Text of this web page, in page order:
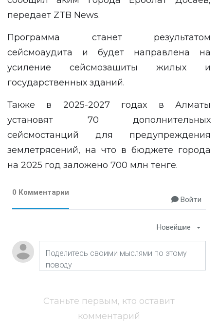
передает ZTB News.
Программа станет результатом
сейсмоаудита и будет направлена на
усиление сейсмозащиты жилых и
государственных зданий.
Также в 2025-2027 годах в Алматы
установят 70 дополнительных
сейсмостанций для предупреждения
землетрясений, на что в бюджете города
на 2025 год заложено 700 млн тенге.
0 Комментарии
Войти
Новейшие
Станьте первым, кто оставит
комментарий